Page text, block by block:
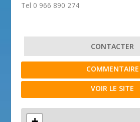
Tel 0 966 890 274
CONTACTER
COMMENTAIRE
VOIR LE SITE